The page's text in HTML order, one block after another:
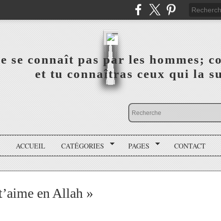
se connaît pas par les hommes;
et tu connaîtras ceux qui la
ACCUEIL CATÉGORIES PAGES CONTACT
en Allah »